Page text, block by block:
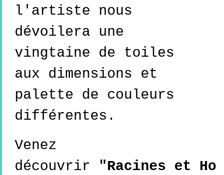
l'artiste nous
dévoilera une
vingtaine de toiles
aux dimensions et
palette de couleurs
différentes.
Venez
découvrir "Racines et Ho